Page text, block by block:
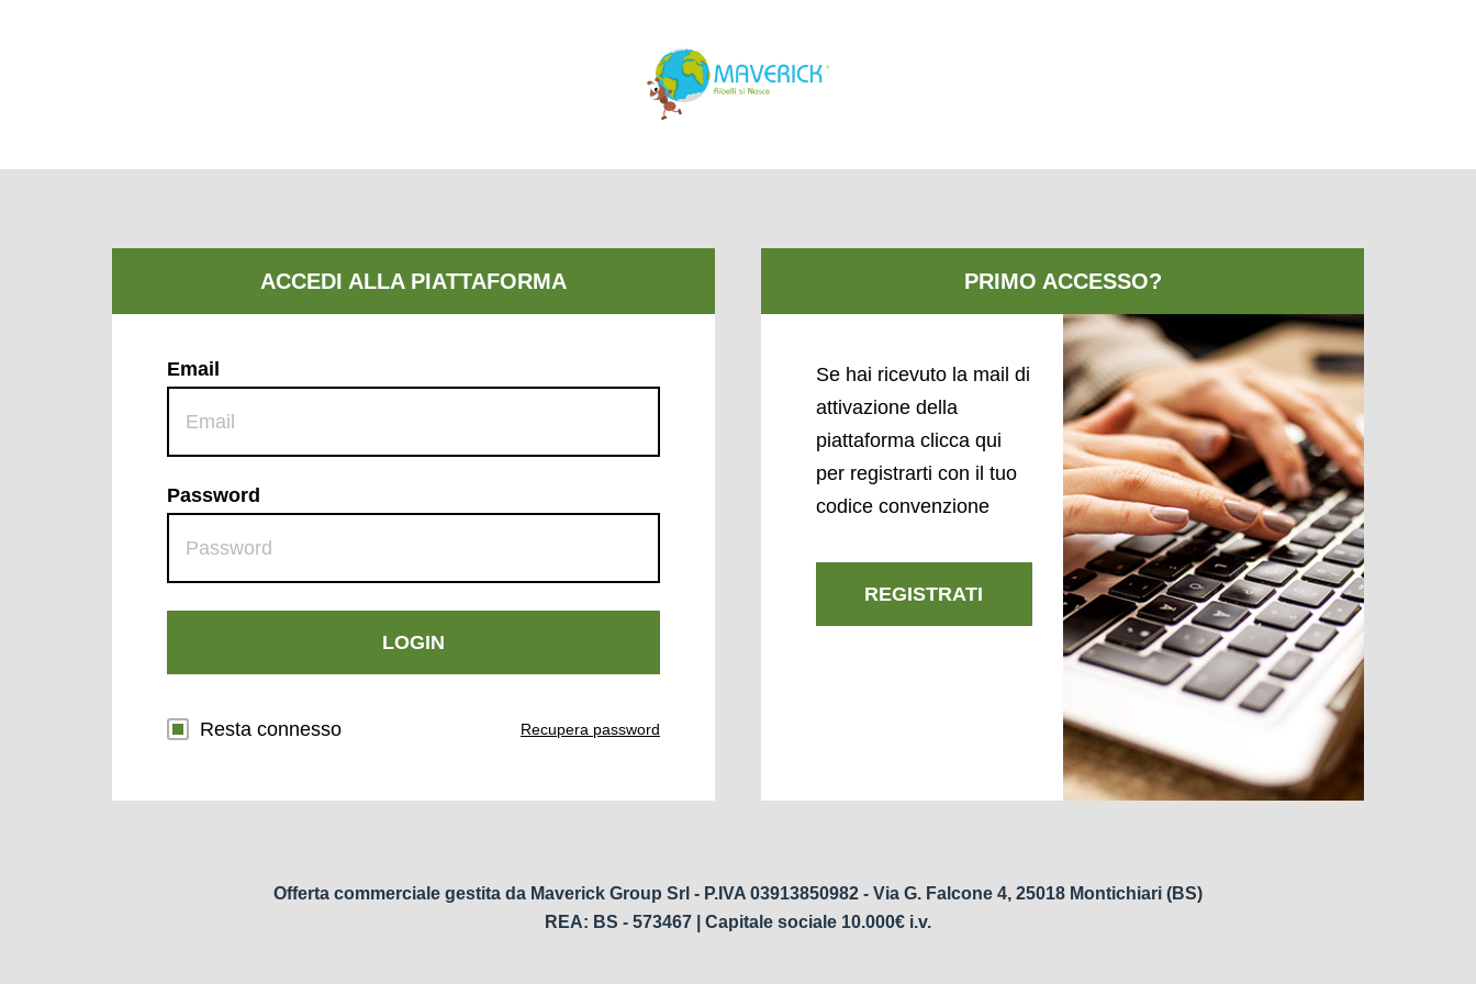
Email
Password
LOGIN
Resta connesso Recupera password
Se hai ricevuto la mail di
attivazione della
piattaforma clicca qui
per registrarti con il tuo
codice convenzione
REGISTRATI
Offerta commerciale gestita da Maverick Group Srl - P.IVA 03913850982 - Via G. Falcone 4, 25018 Montichiari (BS)
REA: BS - 573467 | Capitale sociale 10.000€ i.v.